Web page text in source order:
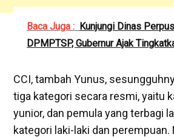
Baca Juga : Kunjungi Dinas
DPMPTSP, Gubernur Ajak
CCI, tambah Yunus,
tiga kategori secara resmi, yaitu
yunior, dan pemula yang terbagi
kategori laki-laki dan